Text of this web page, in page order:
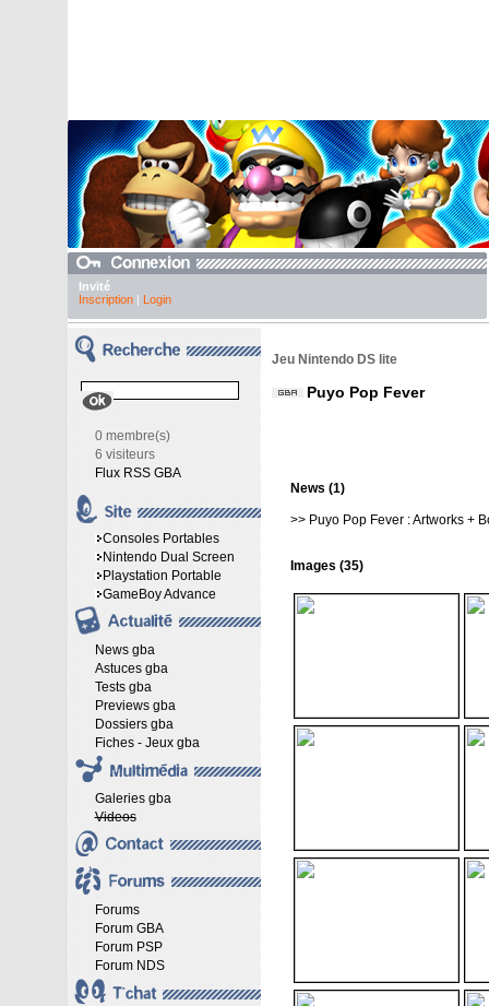
Invité
Inscription| Login
0 membre(s)
6 visiteurs
Flux RSS GBA
Consoles Portables
Nintendo Dual Screen
Playstation Portable
GameBoy Advance
News gba
Astuces gba
Tests gba
Previews gba
Dossiers gba
Fiches - Jeux gba
Galeries gba
Videos
Forums
Forum GBA
Forum PSP
Forum NDS
Jeu Nintendo DS lite
Puyo Pop Fever
News (1)
>> Puyo Pop Fever : Artworks +
Images (35)